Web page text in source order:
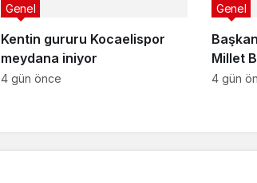
Kentin gururu Kocaelispor
meydana iniyor
Genel
4 gün önce
Millet
Genel
4 gün